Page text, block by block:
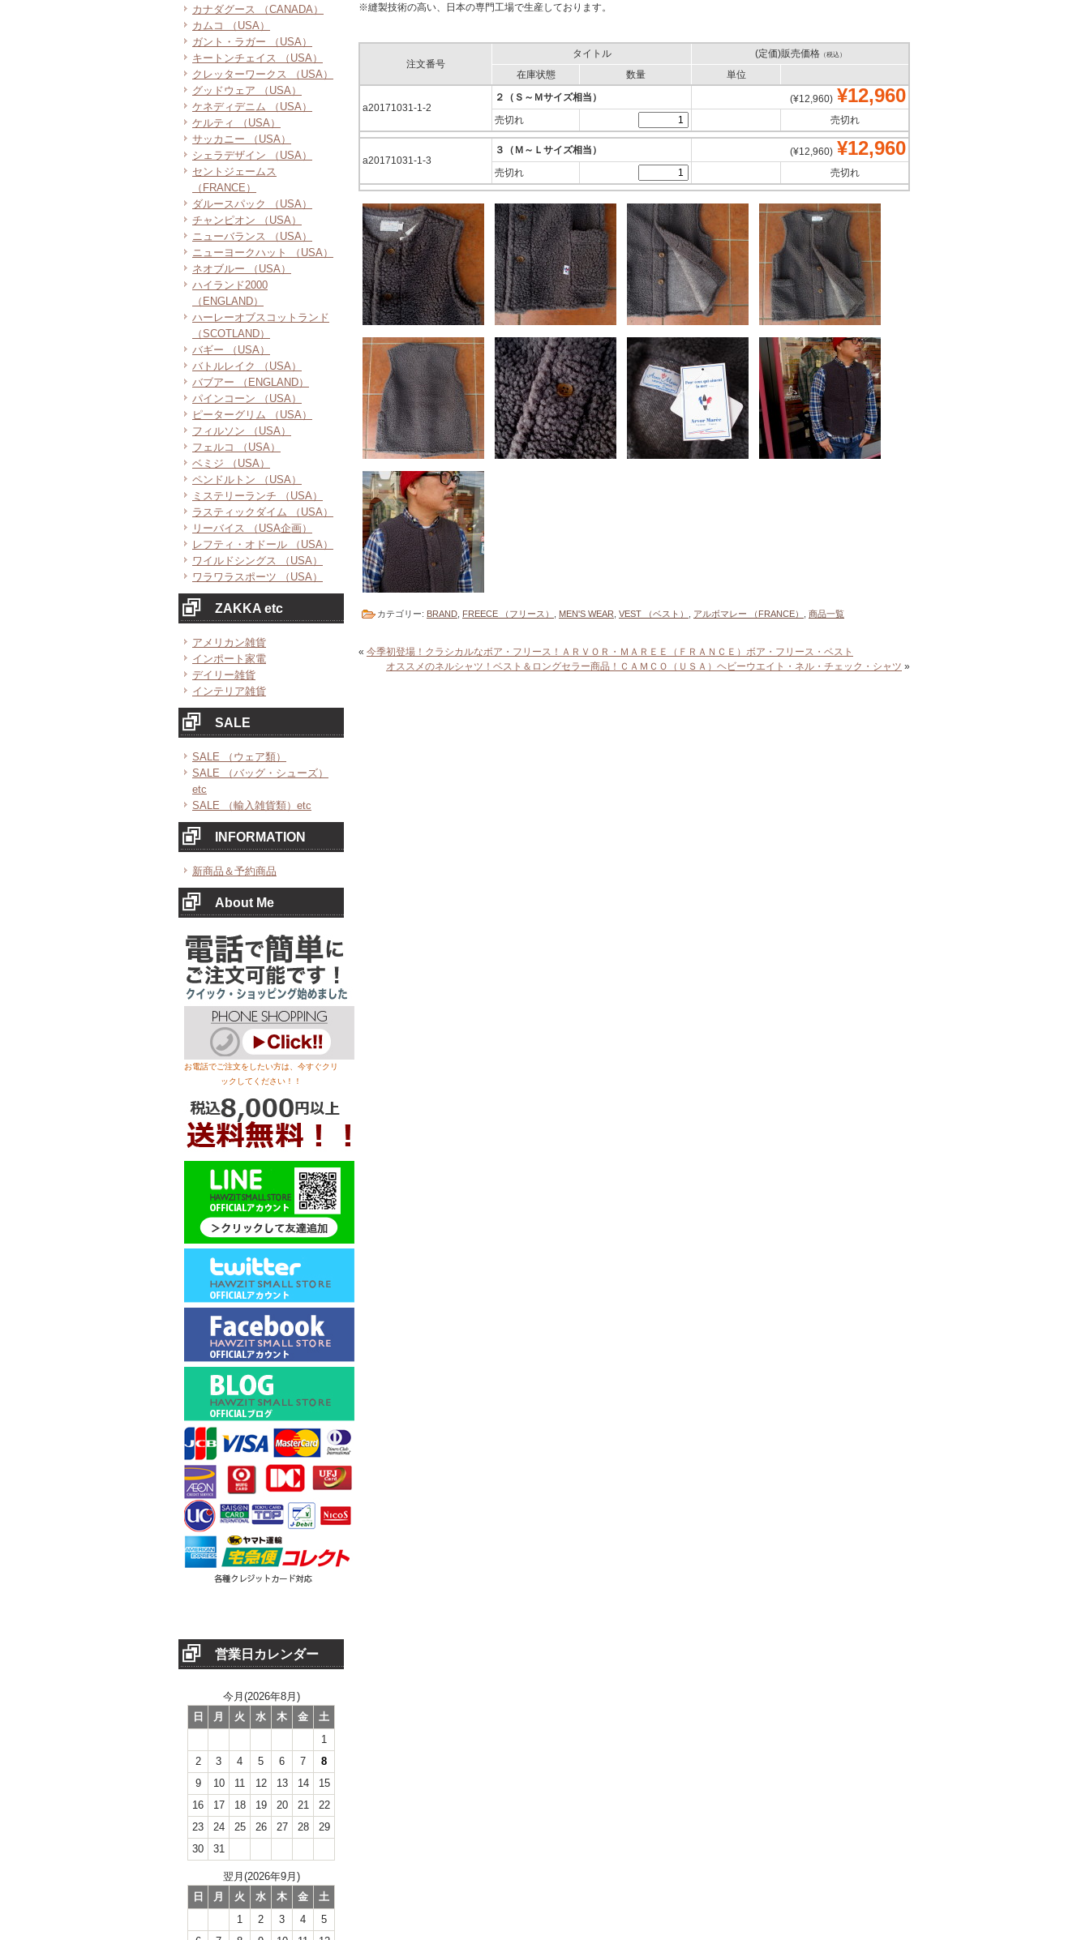
カナダグース （CANADA）
カムコ （USA）
ガント・ラガー （USA）
キートンチェイス （USA）
クレッターワークス （USA）
グッドウェア （USA）
ケネディデニム （USA）
ケルティ （USA）
サッカニー （USA）
シェラデザイン （USA）
セントジェームス
（FRANCE）
ダルースパック （USA）
チャンピオン （USA）
ニューバランス （USA）
ニューヨークハット （USA）
ネオブルー （USA）
ハイランド2000
（ENGLAND）
ハーレーオブスコットランド
（SCOTLAND）
バギー （USA）
バトルレイク （USA）
バブアー （ENGLAND）
パインコーン （USA）
ピーターグリム （USA）
フィルソン （USA）
フェルコ （USA）
ベミジ （USA）
ペンドルトン （USA）
ミステリーランチ （USA）
ラスティックダイム （USA）
リーバイス （USA企画）
レフティ・オドール （USA）
ワイルドシングス （USA）
ワラワラスポーツ （USA）
ZAKKA etc
アメリカン雑貨
インポート家電
デイリー雑貨
インテリア雑貨
SALE
SALE （ウェア類）
SALE （バッグ・シューズ）
etc
SALE （輸入雑貨類）etc
INFORMATION
新商品＆予約商品
About Me
お電話でご注文をしたい方は、今すぐクリ
ックしてください！！
営業日カレンダー
今月(2026年8月)
日
月 火 水 木 金
土
1
2
3 4 5 6 7
8
9
10 11 12 13 14
15
16
17 18 19 20 21
22
23
24 25 26 27 28
29
30
31
翌月(2026年9月)
日
月 火 水 木 金
土
1
2 3 4
5
※縫製技術の高い、日本の専門工場で生産しております。
注文番号
タイトル (定価)販売価格（税込）
在庫状態 数量 単位
a20171031-1-2
２（Ｓ～Ｍサイズ相当） (¥12,960) ¥12,960
売切れ 売切れ
a20171031-1-3
３（Ｍ～Ｌサイズ相当） (¥12,960) ¥12,960
売切れ 売切れ
カテゴリー: BRAND FREECE （フリース） MEN'S WEAR VEST （ベスト） アルボマレー （FRANCE） 商品一覧
« 今季初登場！クラシカルなボア・フリース！ＡＲＶＯＲ・ＭＡＲＥＥ（ＦＲＡＮＣＥ）ボア・フリース・ベスト
オススメのネルシャツ！ベスト＆ロングセラー商品！ＣＡＭＣＯ（ＵＳＡ）ヘビーウエイト・ネル・チェック・シャツ »